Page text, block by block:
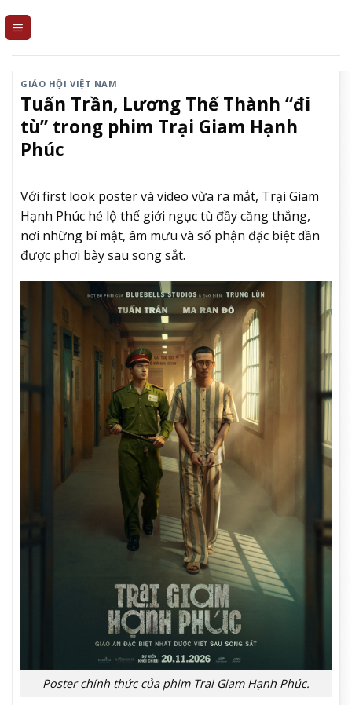
GIÁO HỘI VIỆT NAM
Tuấn Trần, Lương Thế Thành “đi
tù” trong phim Trại Giam Hạnh
Phúc
Với first look poster và video vừa ra mắt, Trại Giam
Hạnh Phúc hé lộ thế giới ngục tù đầy căng thẳng,
nơi những bí mật, âm mưu và số phận đặc biệt dần
được phơi bày sau song sắt.
Poster chính thức của phim Trại Giam Hạnh Phúc.